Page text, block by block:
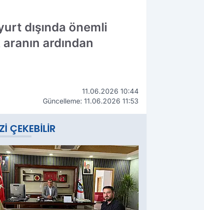
dışında önemli
ardından
11.06.2026 10:44
Güncelleme: 11.06.2026 11:53
ÇEKEBILIR